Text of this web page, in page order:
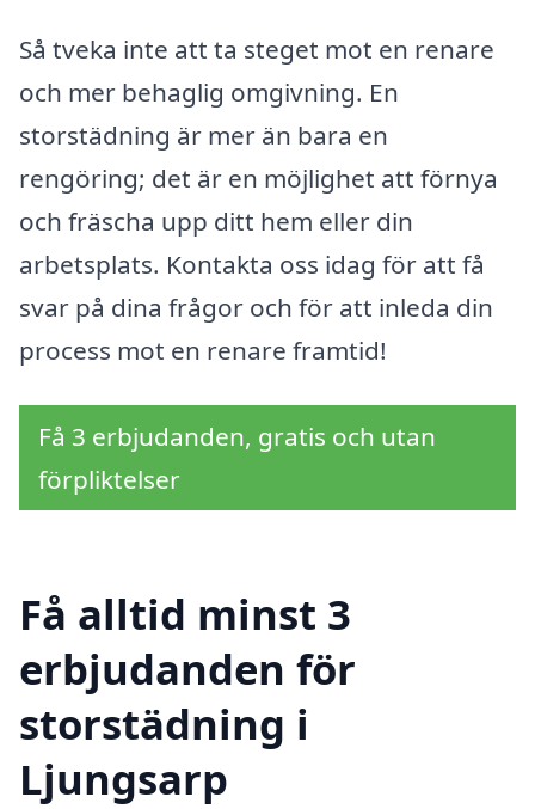
Så tveka inte att ta steget mot en renare
och mer behaglig omgivning. En
storstädning är mer än bara en
rengöring; det är en möjlighet att förnya
och fräscha upp ditt hem eller din
arbetsplats. Kontakta oss idag för att få
svar på dina frågor och för att inleda din
process mot en renare framtid!
Få 3 erbjudanden, gratis och utan
förpliktelser
Få alltid minst 3
erbjudanden för
storstädning i
Ljungsarp